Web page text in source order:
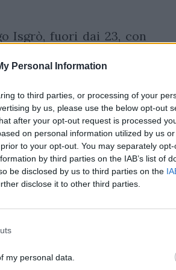
Personal Information
to third parties, or processing of your
by us, please use the below opt-out
after your opt-out request is processed
on personal information utilized by us
to your opt-out. You may separately
by third parties on the IAB’s list of
be disclosed by us to third parties on the
disclose it to other third parties.
my personal data.
Isgrò, fuori dai 23, con
dove va a sedersi
conTomas Albornoz
5+3.
Parker, 25 anni, dei
che slitta nel ruolo di
che vince non si
per il tallonatore
contro l'
la soglia delle